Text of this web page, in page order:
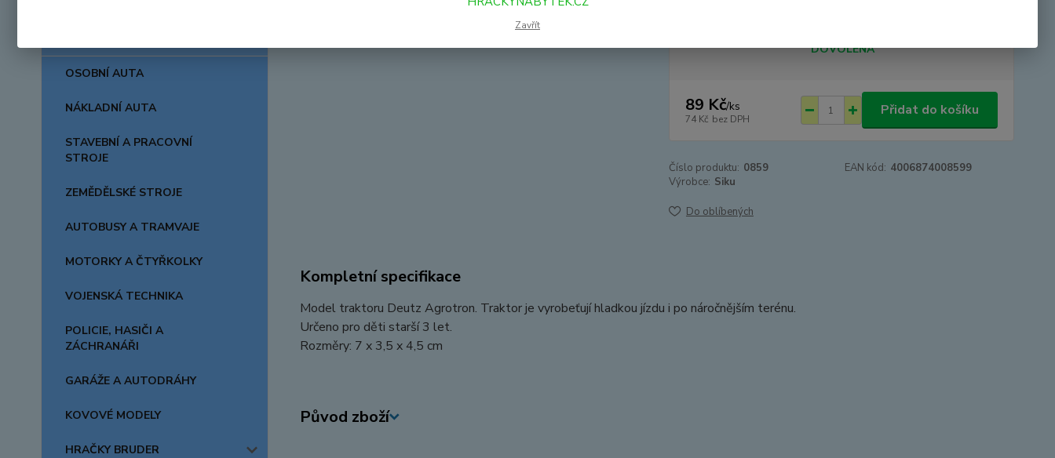
OSOBNÍ AUTA
NÁKLADNÍ AUTA
STAVEBNÍ A PRACOVNÍ
STROJE
ZEMĚDĚLSKÉ STROJE
AUTOBUSY A TRAMVAJE
MOTORKY A ČTYŘKOLKY
VOJENSKÁ TECHNIKA
POLICIE, HASIČI A
ZÁCHRANÁŘI
GARÁŽE A AUTODRÁHY
KOVOVÉ MODELY
HRAČKY BRUDER
DOVOLENÁ
89 Kč/ks
74 Kč bez DPH
Přidat do košíku
Číslo produktu: 0859 EAN kód: 4006874008599
Výrobce: Siku
Do oblíbených
Kompletní specifikace
Model traktoru Deutz Agrotron. Traktor je vyrobeťují hladkou jízdu i po náročnějším terénu.
Určeno pro děti starší 3 let.
Rozměry: 7 x 3,5 x 4,5 cm
Původ zboží
Zavřít